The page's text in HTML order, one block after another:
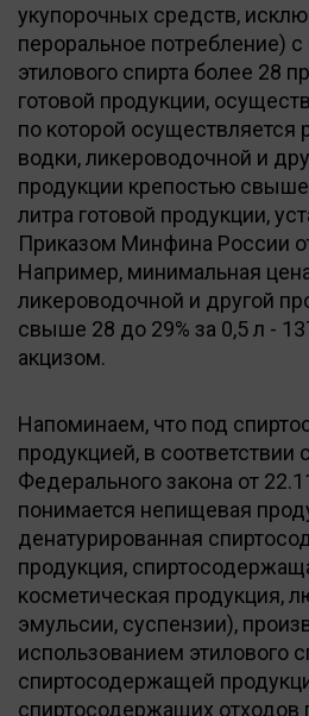
укупорочных средств,
пероральное потребление)
этилового спирта более 28
готовой продукции,
по которой осуществляется
водки, ликероводочной и
продукции крепостью
литра готовой продукции,
Приказом Минфина России
Например, минимальная
ликероводочной и другой
свыше 28 до 29% за 0,5 л -
акцизом.
Напоминаем, что под
продукцией, в соответствии
Федерального закона от
понимается непищевая
денатурированная
продукция,
косметическая продукция,
эмульсии, суспензии),
использованием этилового
спиртосодержащей
спиртосодержащих отходов